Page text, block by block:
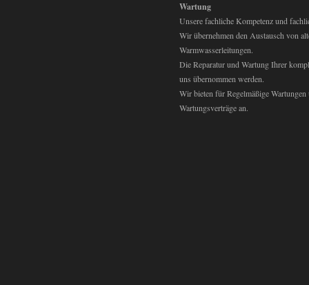
Wartung
Unsere fachliche Kompetenz und
Wir übernehmen den Austausch von
Warmwasserleitungen.
Die Reparatur und Wartung Ihrer
uns übernommen werden.
Wir bieten für Regelmäßige
Wartungsverträge an.